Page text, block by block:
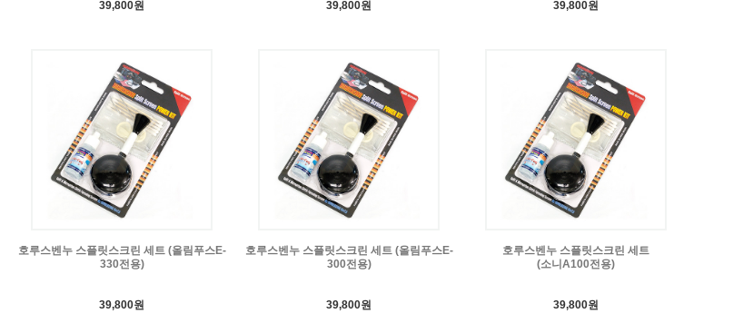
39,800원 39,800원 39,800원
호루스벤누 스플릿스크린 세트 (올림푸스E-
330전용)
39,800원
호루스벤누 스플릿스크린 세트 (올림푸스E-
300전용)
39,800원
호루스벤누 스플릿스크린 세트
(소니A100전용)
39,800원